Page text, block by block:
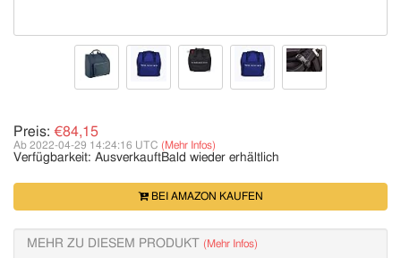
Preis: €84,15
Ab 2022-04-29 14:24:16 UTC (Mehr Infos)
Verfügbarkeit: AusverkauftBald wieder erhältlich
BEI AMAZON KAUFEN
MEHR ZU DIESEM PRODUKT (Mehr Infos)